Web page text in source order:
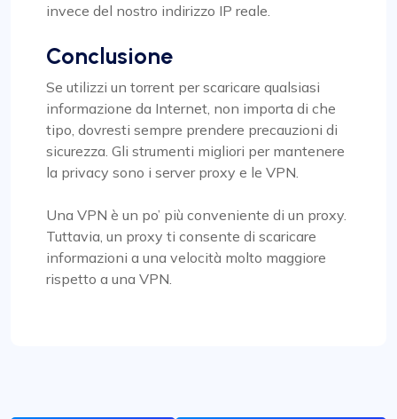
invece del nostro indirizzo IP reale.
Conclusione
Se utilizzi un torrent per scaricare qualsiasi
informazione da Internet, non importa di che
tipo, dovresti sempre prendere precauzioni di
sicurezza. Gli strumenti migliori per mantenere
la privacy sono i server proxy e le VPN.
Una VPN è un po’ più conveniente di un proxy.
Tuttavia, un proxy ti consente di scaricare
informazioni a una velocità molto maggiore
rispetto a una VPN.